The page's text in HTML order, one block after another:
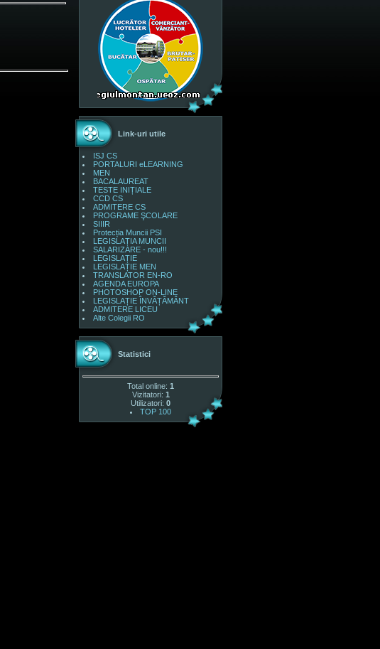
Link-uri utile
ISJ CS
PORTALURI eLEARNING
MEN
BACALAUREAT
TESTE INIȚIALE
CCD CS
ADMITERE CS
PROGRAME ŞCOLARE
SIIIR
Protecția Muncii PSI
LEGISLAȚIA MUNCII
SALARIZARE - nou!!!
LEGISLAȚIE
LEGISLAȚIE MEN
TRANSLATOR EN-RO
AGENDA EUROPA
PHOTOSHOP ON-LINE
LEGISLAȚIE ÎNVĂȚĂMÂNT
ADMITERE LICEU
Alte Colegii RO
Statistici
Total online: 1
Vizitatori: 1
Utilizatori: 0
TOP 100